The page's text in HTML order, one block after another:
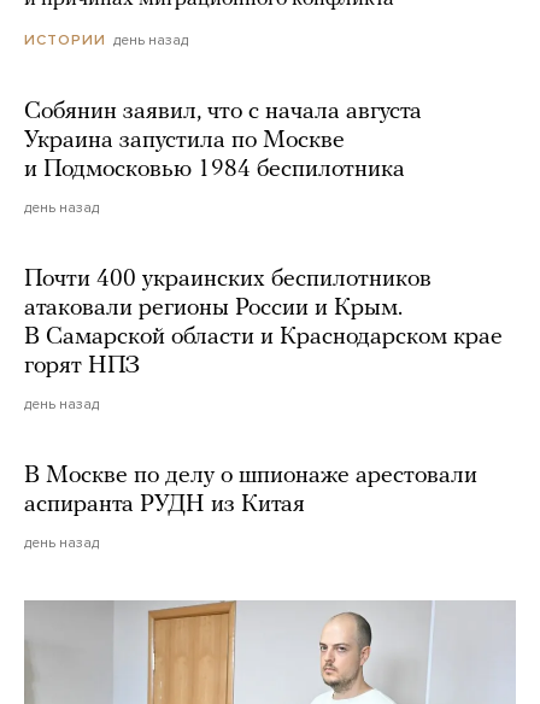
ИСТОРИИ день назад
Собянин заявил, что с начала августа
Украина запустила по Москве
и Подмосковью 1984 беспилотника
день назад
Почти 400 украинских беспилотников
атаковали регионы России и Крым.
В Самарской области и Краснодарском крае
горят НПЗ
день назад
В Москве по делу о шпионаже арестовали
аспиранта РУДН из Китая
день назад